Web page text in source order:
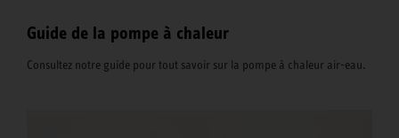
Guide de la pompe à chaleur
Consultez notre guide pour tout savoir sur la pompe à chaleur air-eau.